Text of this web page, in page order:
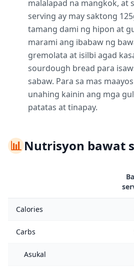
malalapad na mangkok, at
serving ay may saktong
tamang dami ng hipon at
marami ang ibabaw ng
gremolata at isilbi agad
sourdough bread para
sabaw. Para sa mas
unahing kainin ang mga
patatas at tinapay.
📊Nutrisyon bawat
Calories
Carbs
Asukal